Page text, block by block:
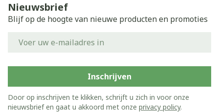
Nieuwsbrief
Blijf op de hoogte van nieuwe producten en promoties
Inschrijven
Door op inschrijven te klikken, schrijft u zich in voor onze
nieuwsbrief en gaat u akkoord met onze privacy policy.